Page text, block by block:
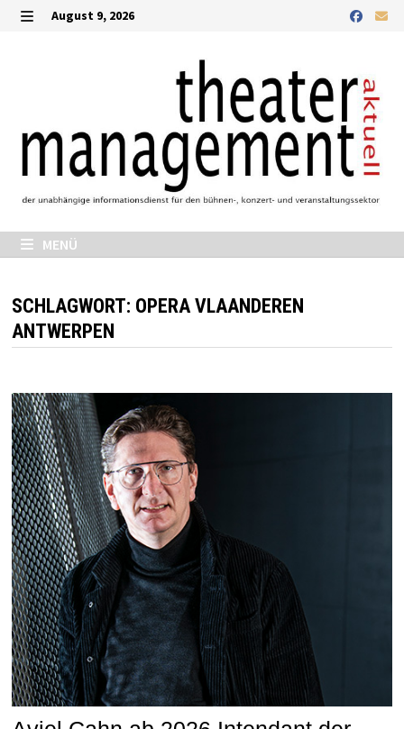
Zurück
August 9, 2026
MENÜ
SCHLAGWORT: OPERA VLAANDEREN
ANTWERPEN